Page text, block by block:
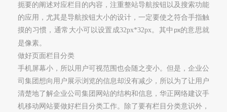
扼要的阐述对应栏目的内容，注重整站导航按钮以及搜索功能
的应用，尤其是导航按钮大小的设计，一定要使之符合手指触
摸的习惯，通常大小可以设置成32px*32px。其中 px的意思就
是像素。
做好页面栏目分类
手机屏幕小，所以用户可视范围也会随之变小。但是，企业公
司集团想向用户展示浏览的信息却没有减少，所以为了让用户
清楚地了解企业公司集团网站的结构和信息，华正网络建议手
机移动网站要做好栏目分类工作。除了要有栏目分类意识外，